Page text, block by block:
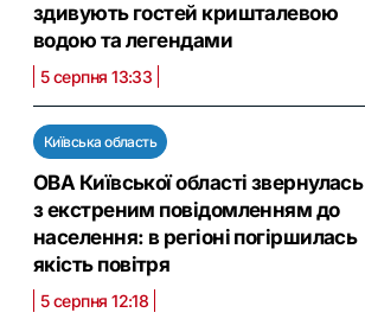
здивують гостей кришталевою
водою та легендами
5 серпня 13:33
Київська область
ОВА Київської області звернулась
з екстреним повідомленням до
населення: в регіоні погіршилась
якість повітря
5 серпня 12:18